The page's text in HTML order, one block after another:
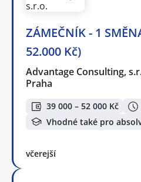
ZÁMEČNÍK - 1
52.000 Kč)
Advantage Consulting,
Praha
39 000 – 52 000 Kč
Vhodné také pro
včerejší